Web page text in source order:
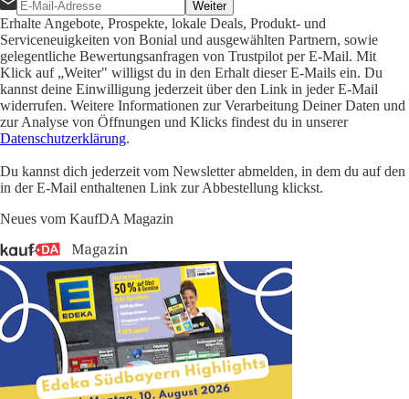
Weiter
Erhalte Angebote, Prospekte, lokale Deals, Produkt- und
Serviceneuigkeiten von Bonial und ausgewählten Partnern, sowie
gelegentliche Bewertungsanfragen von Trustpilot per E-Mail. Mit
Klick auf „Weiter" willigst du in den Erhalt dieser E-Mails ein. Du
kannst deine Einwilligung jederzeit über den Link in jeder E-Mail
widerrufen. Weitere Informationen zur Verarbeitung Deiner Daten und
zur Analyse von Öffnungen und Klicks findest du in unserer
Datenschutzerklärung.
Du kannst dich jederzeit vom Newsletter abmelden, in dem du auf den
in der E-Mail enthaltenen Link zur Abbestellung klickst.
Neues vom KaufDA Magazin